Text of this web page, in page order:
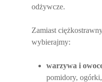
odżywcze.
Zamiast
wybierajmy:
warzywa i
pomidory,